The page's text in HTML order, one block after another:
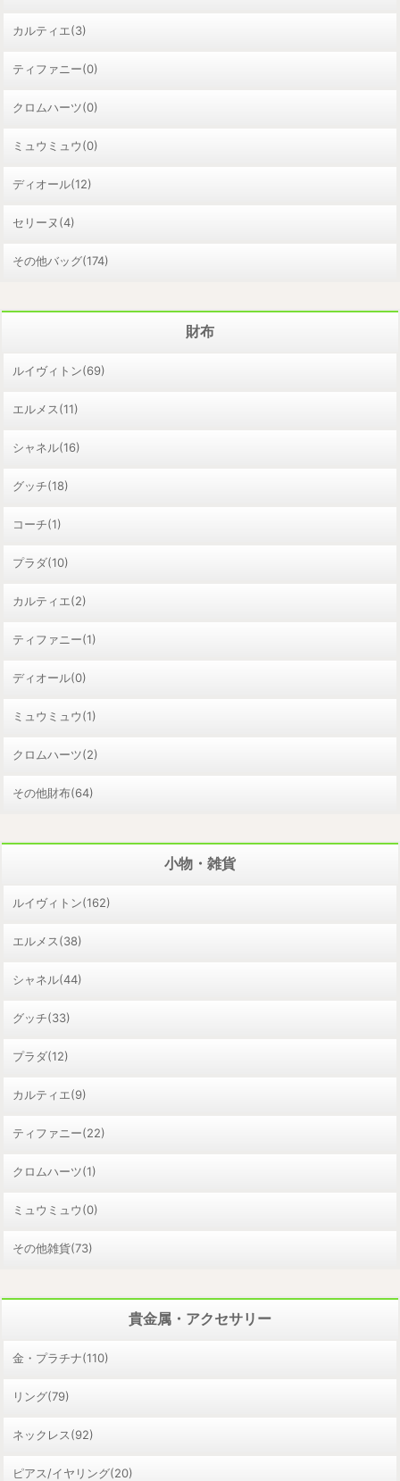
カルティエ(3)
ティファニー(0)
クロムハーツ(0)
ミュウミュウ(0)
ディオール(12)
セリーヌ(4)
その他バッグ(174)
財布
ルイヴィトン(69)
エルメス(11)
シャネル(16)
グッチ(18)
コーチ(1)
プラダ(10)
カルティエ(2)
ティファニー(1)
ディオール(0)
ミュウミュウ(1)
クロムハーツ(2)
その他財布(64)
小物・雑貨
ルイヴィトン(162)
エルメス(38)
シャネル(44)
グッチ(33)
プラダ(12)
カルティエ(9)
ティファニー(22)
クロムハーツ(1)
ミュウミュウ(0)
その他雑貨(73)
貴金属・アクセサリー
金・プラチナ(110)
リング(79)
ネックレス(92)
ピアス/イヤリング(20)